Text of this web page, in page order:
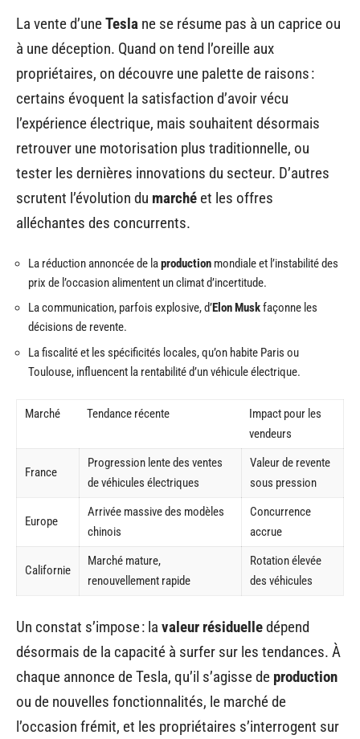
La vente d’uneTesla ne se résume pas à un caprice ou
à une déception. Quand on tend l’oreille aux
propriétaires, on découvre une palette de raisons :
certains évoquent la satisfaction d’avoir vécu
l’expérience électrique, mais souhaitent désormais
retrouver une motorisation plus traditionnelle, ou
tester les dernières innovations du secteur. D’autres
scrutent l’évolution du marché et les offres
alléchantes des concurrents.
La réduction annoncée de laproduction mondiale et l’instabilité des
prix de l’occasion alimentent un climat d’incertitude.
La communication, parfois explosive, d’Elon Muskfaçonne les
décisions de revente.
La fiscalité et les spécificités locales, qu’on habite Paris ou
Toulouse, influencent la rentabilité d’un véhicule électrique.
Marché Tendance récente
Impact pour les
vendeurs
France
Progression lente des ventes
de véhicules électriques
Valeur de revente
sous pression
Europe
Arrivée massive des modèles
chinois
Concurrence
accrue
Californie
Marché mature,
renouvellement rapide
Rotation élevée
des véhicules
Un constat s’impose : la valeur résiduelledépend
désormais de la capacité à surfer sur les tendances. À
chaque annonce de Tesla, qu’il s’agisse de production
ou de nouvelles fonctionnalités, le marché de
l’occasion frémit, et les propriétaires s’interrogent sur